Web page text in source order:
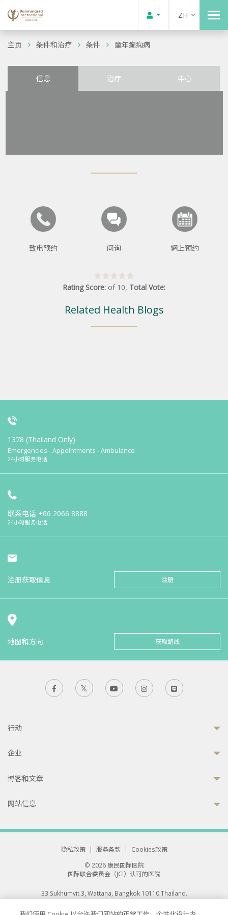
ZH
主页 条件和治疗 条件 童年癫痫病
信息 治疗 中心
致电预约 问询 網上预约
Rating Score: of 10, Total Vote:
Related Health Blogs
1378 (Thailand Only)
Emergencies - Appointments - Ambulance
24小时服务电话
联系电话 +66 2066 8888
24小时服务电话
注册获取信息 注册
地图和方向 获取路线
行动
企业
博客和文章
网站信息
隐私政策 | 服务条款 |
Cookies政策
© 2026 康民国际医院
国际联合委员会（JCI）认可的医院
33 Sukhumvit 3, Wattana, Bangkok 10110 Thailand.
All rights reserved.